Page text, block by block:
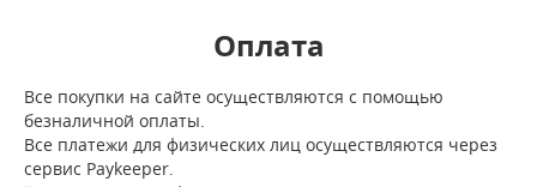
Оплата
Все покупки на сайте осуществляются с помощью
безналичной оплаты.
Все платежи для физических лиц осуществляются через
сервис Paykeeper.